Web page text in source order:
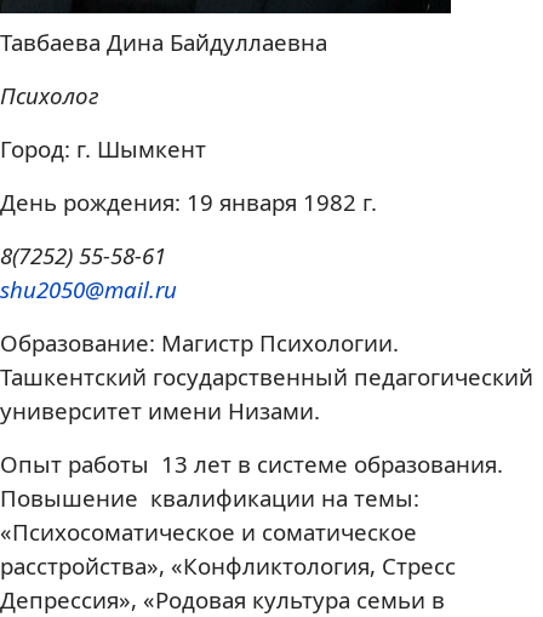
Тавбаева Дина Байдуллаевна
Психолог
Город: г. Шымкент
День рождения: 19 января 1982 г.
8(7252) 55-58-61
shu2050@mail.ru
Образование: Магистр Психологии.
Ташкентский государственный педагогический
университет имени Низами.
Опыт работы 13 лет в системе образования.
Повышение квалификации на темы:
«Психосоматическое и соматическое
расстройства», «Конфликтология, Стресс
Депрессия», «Родовая культура семьи в